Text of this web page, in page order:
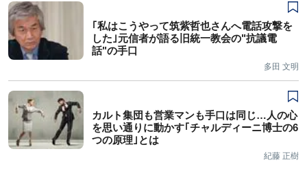
｢私はこうやって筑紫哲也さんへ電話攻撃を
した｣元信者が語る旧統一教会の"抗議電
話"の手口
多田 文明
カルト集団も営業マンも手口は同じ…人の心
を思い通りに動かす｢チャルディーニ博士の6
つの原理｣とは
紀藤 正樹